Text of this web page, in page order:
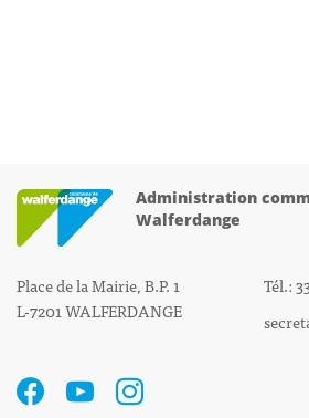
Administration
Walferdange
Place de la Mairie, B.P. 1
L-7201 WALFERDANGE
Tél.: